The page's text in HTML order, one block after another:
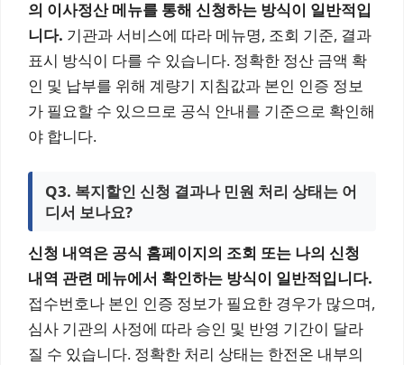
의 이사정산 메뉴를 통해 신청하는 방식이 일반적입
니다. 기관과 서비스에 따라 메뉴명, 조회 기준, 결과
표시 방식이 다를 수 있습니다. 정확한 정산 금액 확
인 및 납부를 위해 계량기 지침값과 본인 인증 정보
가 필요할 수 있으므로 공식 안내를 기준으로 확인해
야 합니다.
Q3. 복지할인 신청 결과나 민원 처리 상태는 어
디서 보나요?
신청 내역은 공식 홈페이지의 조회 또는 나의 신청
내역 관련 메뉴에서 확인하는 방식이 일반적입니다.
접수번호나 본인 인증 정보가 필요한 경우가 많으며,
심사 기관의 사정에 따라 승인 및 반영 기간이 달라
질 수 있습니다. 정확한 처리 상태는 한전온 내부의